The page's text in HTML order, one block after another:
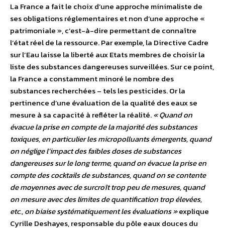
La France a fait le choix d’une approche minimaliste de
ses obligations réglementaires et non d’une approche «
patrimoniale », c’est-à-dire permettant de connaître
l’état réel de la ressource. Par exemple, la Directive Cadre
sur l’Eau laisse la liberté aux Etats membres de choisir la
liste des substances dangereuses surveillées. Sur ce point,
la France a constamment minoré le nombre des
substances recherchées – tels les pesticides. Or la
pertinence d’une évaluation de la qualité des eaux se
mesure à sa capacité à refléter la réalité.« Quand on
évacue la prise en compte de la majorité des substances
toxiques, en particulier les micropolluants émergents, quand
on néglige l’impact des faibles doses de substances
dangereuses sur le long terme, quand on évacue la prise en
compte des cocktails de substances, quand on se contente
de moyennes avec de surcroît trop peu de mesures, quand
on mesure avec des limites de quantification trop élevées,
etc., on biaise systématiquement les évaluations »explique
Cyrille Deshayes, responsable du pôle eaux douces du